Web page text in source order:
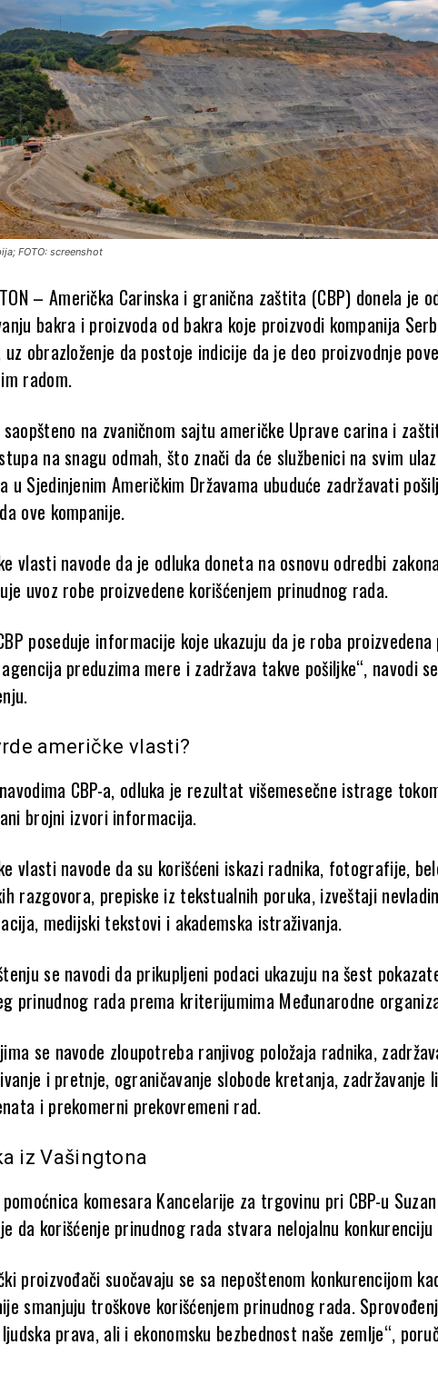
FOTO: screenshot
– Američka Carinska i granična zaštita (CBP) donela je
bakra i proizvoda od bakra koje proizvodi kompanija
uz obrazloženje da postoje indicije da je deo proizvodnje
radom.
saopšteno na zvaničnom sajtu američke Uprave carina i
na snagu odmah, što znači da će službenici na svim
u Sjedinjenim Američkim Državama ubuduće zadržavati
ove kompanije.
vlasti navode da je odluka doneta na osnovu odredbi
uvoz robe proizvedene korišćenjem prinudnog rada.
poseduje informacije koje ukazuju da je roba
preduzima mere i zadržava takve pošiljke“, navodi
američke vlasti?
CBP-a, odluka je rezultat višemesečne istrage
brojni izvori informacija.
vlasti navode da su korišćeni iskazi radnika, fotografije,
razgovora, prepiske iz tekstualnih poruka, izveštaji
medijski tekstovi i akademska istraživanja.
se navodi da prikupljeni podaci ukazuju na šest
prinudnog rada prema kriterijumima Međunarodne
se navode zloupotreba ranjivog položaja radnika,
i pretnje, ograničavanje slobode kretanja, zadržavanje
i prekomerni prekovremeni rad.
iz Vašingtona
komesara Kancelarije za trgovinu pri CBP-u
da korišćenje prinudnog rada stvara nelojalnu
proizvođači suočavaju se sa nepoštenom konkurencijom
smanjuju troškove korišćenjem prinudnog rada.
prava, ali i ekonomsku bezbednost naše zemlje“,